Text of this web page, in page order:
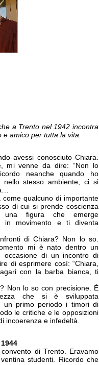
a Trento nel 1942 incontra
amico per tutta la vita.
avessi conosciuto Chiara.
mi venne da dire: “Non lo
neanche quando ho
nello stesso ambiente, ci si
qualcuno di importante
di cui si prende coscienza
figura che emerge
in movimento e ti diventa
di Chiara? Non lo so.
mi è nato dentro un
occasione di un incontro di
di esprimere così: “Chiara,
con la barba bianca, ti
Non lo so con precisione. È
che si è sviluppata
un primo periodo i timori di
le critiche e le opposizioni
incoerenza e infedeltà.
di Trento. Eravamo
studenti. Ricordo che